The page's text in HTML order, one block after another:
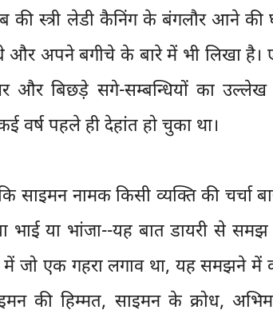
की स्त्री लेडी कैनिंग के बंगलौर आने की
अपने बगीचे के बारे में भी लिखा है।
बिछड़े सगे-सम्बन्धियों का उल्लेख
पहले ही देहांत हो चुका था।
नामक किसी व्यक्ति की चर्चा
भाई या भांजा--यह बात डायरी से
जो एक गहरा लगाव था, यह समझने में
की हिम्मत, साइमन के क्रोध,